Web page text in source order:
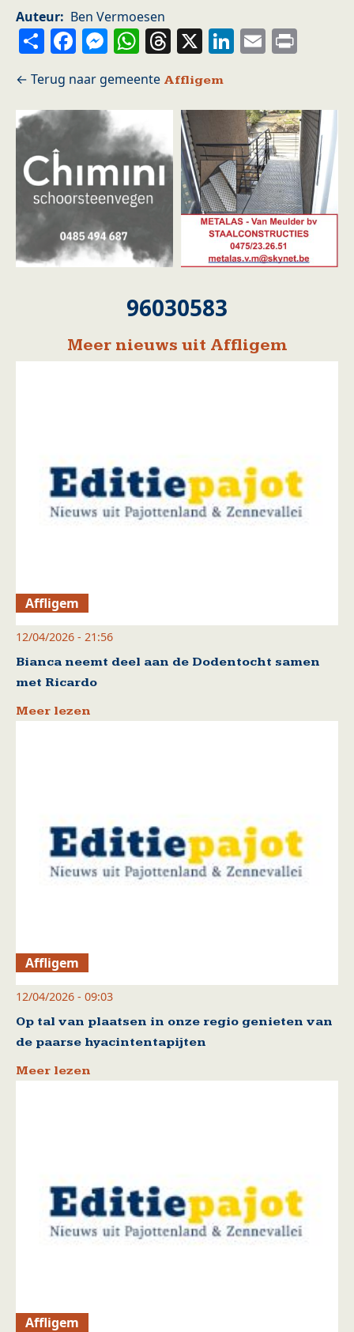
Auteur
Ben Vermoesen
ShareFacebook
Messenger
WhatsApp
Threads
X LinkedIn
Email
Affligem
96030583
Meer nieuws uit Affligem
Affligem
12/04/2026 - 21:56
Bianca neemt deel aan de Dodentocht samen
met Ricardo
Meer lezen
Affligem
12/04/2026 - 09:03
Op tal van plaatsen in onze regio genieten van
de paarse hyacintentapijten
Meer lezen
Affligem